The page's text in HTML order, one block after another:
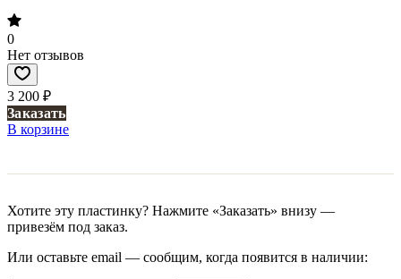
0
Нет отзывов
3 200 ₽
Заказать
В корзине
Хотите эту пластинку? Нажмите «Заказать» внизу —
привезём под заказ.
Или оставьте email — сообщим, когда появится в наличии: